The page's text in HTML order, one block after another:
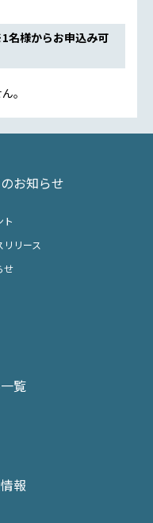
様からお申込み可
。
お知らせ
ト
リリース
せ
覧
報